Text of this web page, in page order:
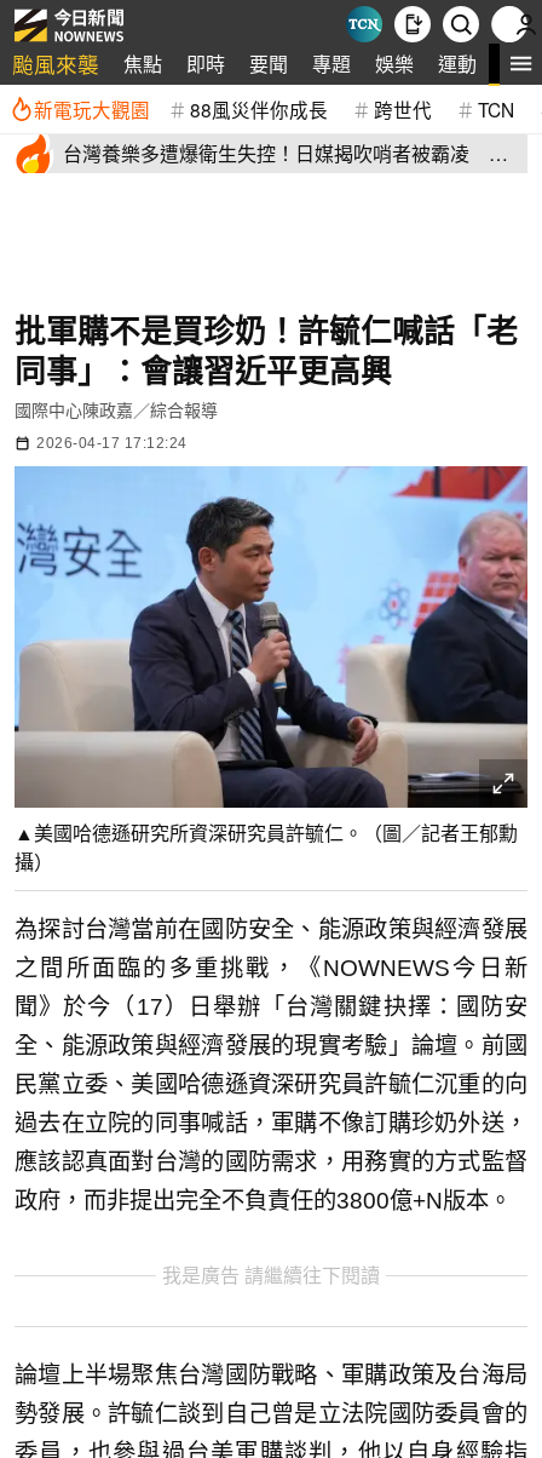
颱風來襲 焦點 即時 要聞 專題 娛樂 運動 全
新電玩大觀園 88風災伴你成長 跨世代 TCN
台灣養樂多遭爆衛生失控！日媒揭吹哨者被霸凌 日
批軍購不是買珍奶！許毓仁喊話「老
同事」：會讓習近平更高興
國際中心陳政嘉／綜合報導
2026-04-17 17:12:24
▲美國哈德遜研究所資深研究員許毓仁。（圖／記者王郁勳
攝）
為探討台灣當前在國防安全、能源政策與經濟發展
之間所面臨的多重挑戰，《NOWNEWS今日新
聞》於今（17）日舉辦「台灣關鍵抉擇：國防安
全、能源政策與經濟發展的現實考驗」論壇。前國
民黨立委、美國哈德遜資深研究員許毓仁沉重的向
過去在立院的同事喊話，軍購不像訂購珍奶外送，
應該認真面對台灣的國防需求，用務實的方式監督
政府，而非提出完全不負責任的3800億+N版本。
我是廣告 請繼續往下閱讀
論壇上半場聚焦台灣國防戰略、軍購政策及台海局
勢發展。許毓仁談到自己曾是立法院國防委員會的